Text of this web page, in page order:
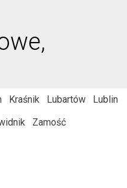
Kraśnik Lubartów
Lublin
Zamość